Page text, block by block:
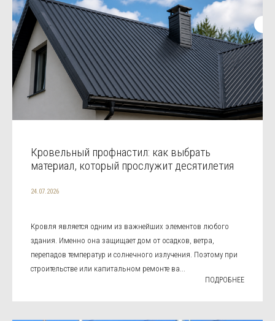
Кровельный профнастил: как выбрать
материал, который прослужит десятилетия
24.07.2026
Кровля является одним из важнейших элементов любого
здания. Именно она защищает дом от осадков, ветра,
перепадов температур и солнечного излучения. Поэтому при
строительстве или капитальном ремонте ва...
ПОДРОБНЕЕ